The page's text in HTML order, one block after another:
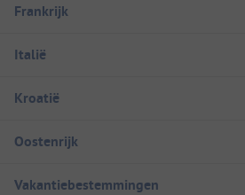
Frankrijk
Italië
Kroatië
Oostenrijk
Vakantiebestemmingen